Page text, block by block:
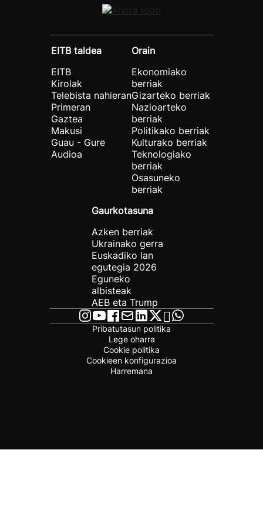
EITB taldea
EITB
Kirolak
Telebista nahieran
Primeran
Gaztea
Makusi
Guau - Gure
Audioa
Orain
Ekonomiako
berriak
Gizarteko berriak
Nazioarteko
berriak
Politikako berriak
Kulturako berriak
Teknologiako
berriak
Osasuneko
berriak
Gaurkotasuna
Azken berriak
Ukrainako gerra
Euskadiko lan
egutegia 2026
Eguneko
albisteak
AEB eta Trump
Pribatutasun politika
Lege oharra
Cookie politika
Cookieen konfigurazioa
Harremana